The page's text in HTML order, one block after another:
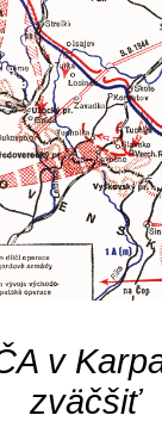
v
zväčšiť